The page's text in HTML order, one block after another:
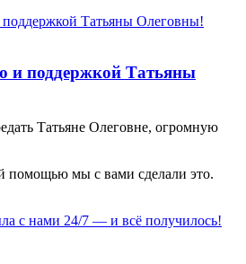
поддержкой Татьяны
Татьяне Олеговне, огромную
помощью мы с вами сделали это.